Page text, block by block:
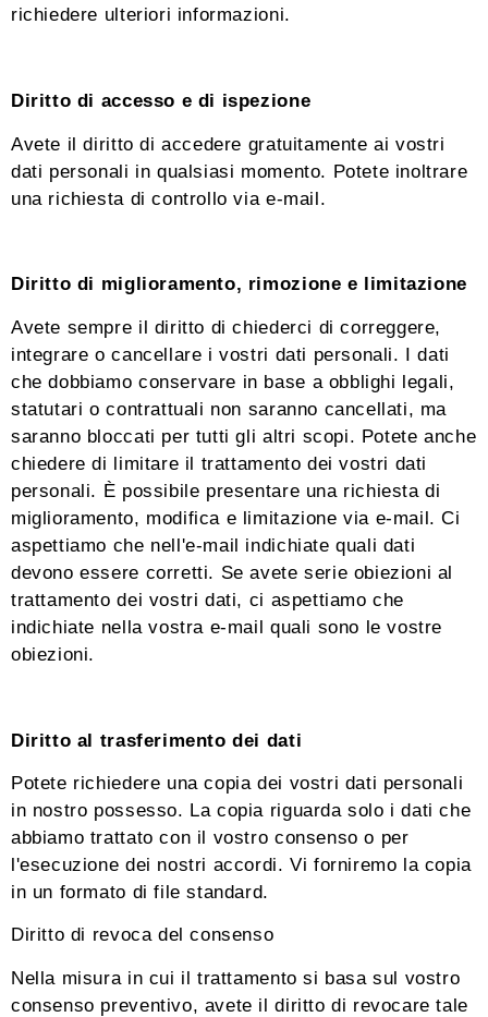
richiedere ulteriori informazioni.
Diritto di accesso e di ispezione
Avete il diritto di accedere gratuitamente ai vostri
dati personali in qualsiasi momento. Potete inoltrare
una richiesta di controllo via e-mail.
Diritto di miglioramento, rimozione e limitazione
Avete sempre il diritto di chiederci di correggere,
integrare o cancellare i vostri dati personali. I dati
che dobbiamo conservare in base a obblighi legali,
statutari o contrattuali non saranno cancellati, ma
saranno bloccati per tutti gli altri scopi. Potete anche
chiedere di limitare il trattamento dei vostri dati
personali. È possibile presentare una richiesta di
miglioramento, modifica e limitazione via e-mail. Ci
aspettiamo che nell'e-mail indichiate quali dati
devono essere corretti. Se avete serie obiezioni al
trattamento dei vostri dati, ci aspettiamo che
indichiate nella vostra e-mail quali sono le vostre
obiezioni.
Diritto al trasferimento dei dati
Potete richiedere una copia dei vostri dati personali
in nostro possesso. La copia riguarda solo i dati che
abbiamo trattato con il vostro consenso o per
l'esecuzione dei nostri accordi. Vi forniremo la copia
in un formato di file standard.
Diritto di revoca del consenso
Nella misura in cui il trattamento si basa sul vostro
consenso preventivo, avete il diritto di revocare tale